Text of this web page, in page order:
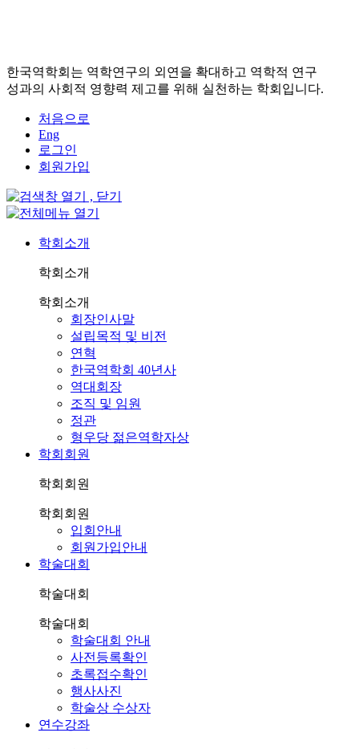
한국역학회는 역학연구의 외연을 확대하고 역학적 연구
성과의 사회적 영향력 제고를 위해 실천하는 학회입니다.
처음으로
Eng
로그인
회원가입
학회소개
학회소개
학회소개
회장인사말
설립목적 및 비전
연혁
한국역학회 40년사
역대회장
조직 및 임원
정관
형우당 젊은역학자상
학회회원
학회회원
학회회원
입회안내
회원가입안내
학술대회
학술대회
학술대회
학술대회 안내
사전등록확인
초록접수확인
행사사진
학술상 수상자
연수강좌